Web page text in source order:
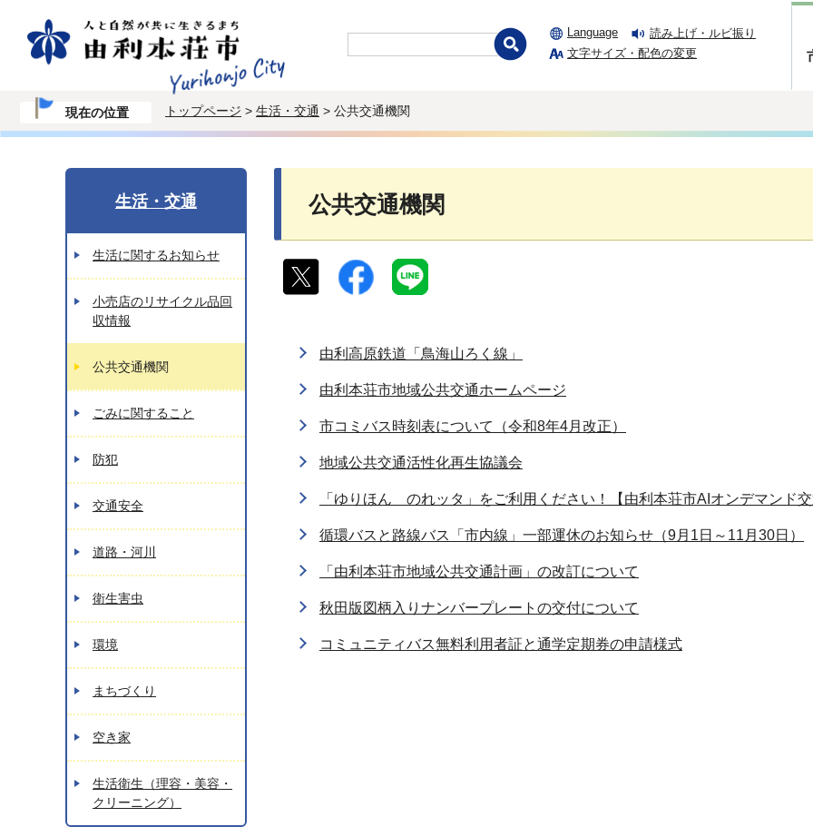
Language
読み上げ・ルビ振り
文字サイズ・配色の変更
現在の位置 トップページ > 生活・交通 > 公共交通機関
公共交通機関
由利高原鉄道「鳥海山ろく線」
由利本荘市地域公共交通ホームページ
市コミバス時刻表について（令和8年4月改正）
地域公共交通活性化再生協議会
「ゆりほん のれッタ」をご利用ください！【由利本荘市AIオンデマンド交
循環バスと路線バス「市内線」一部運休のお知らせ（9月1日～11月30日）
「由利本荘市地域公共交通計画」の改訂について
秋田版図柄入りナンバープレートの交付について
コミュニティバス無料利用者証と通学定期券の申請様式
生活・交通
生活に関するお知らせ
小売店のリサイクル品回
収情報
公共交通機関
ごみに関すること
防犯
交通安全
道路・河川
衛生害虫
環境
まちづくり
空き家
生活衛生（理容・美容・
クリーニング）